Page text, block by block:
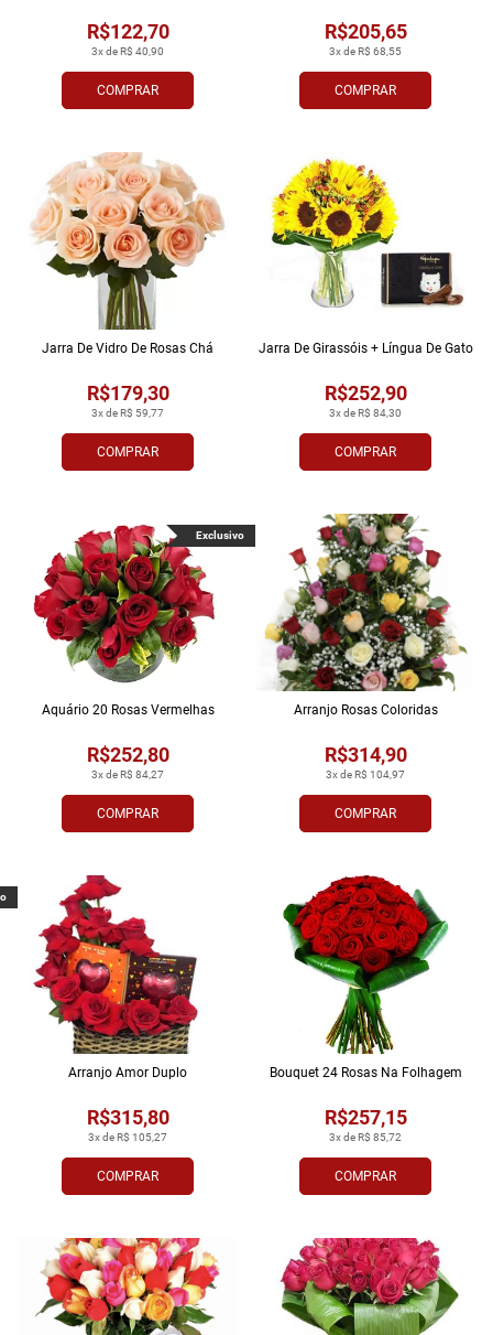
COMPRAR
3x de R$ 40,90
R$122,70
COMPRAR
3x de R$ 68,55
R$205,65
COMPRAR
3x de R$ 59,77
R$179,30
Jarra De Vidro De Rosas Chá
COMPRAR
3x de R$ 84,30
R$252,90
Jarra De Girassóis + Língua De Gato
COMPRAR
3x de R$ 84,27
R$252,80
Aquário 20 Rosas Vermelhas
Exclusivo
COMPRAR
3x de R$ 104,97
R$314,90
Arranjo Rosas Coloridas
COMPRAR
3x de R$ 105,27
R$315,80
Arranjo Amor Duplo
COMPRAR
3x de R$ 85,72
R$257,15
Bouquet 24 Rosas Na Folhagem